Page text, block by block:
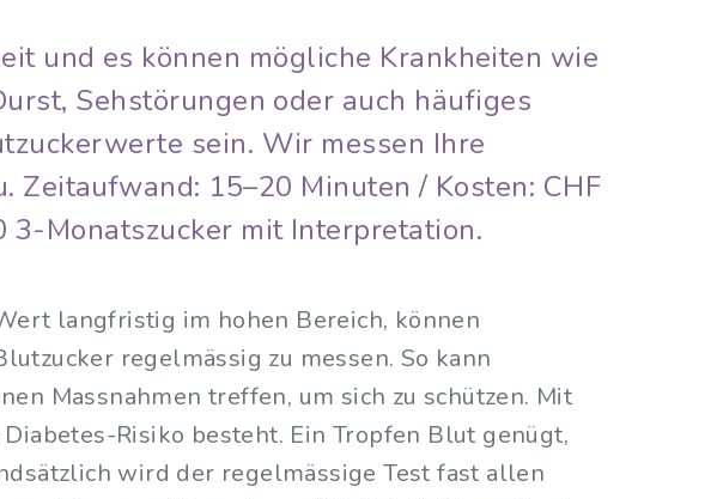
und es können mögliche Krankheiten wie
Sehstörungen oder auch häufiges
sein. Wir messen Ihre
15–20 Minuten / Kosten: CHF
3-Monatszucker mit Interpretation.
langfristig im hohen Bereich, können
regelmässig zu messen. So kann
Massnahmen treffen, um sich zu schützen. Mit
Risiko besteht. Ein Tropfen Blut genügt,
wird der regelmässige Test fast allen